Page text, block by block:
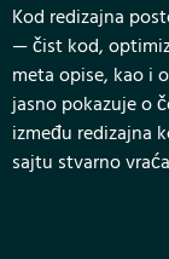
Kod redizajna
— čist kod,
meta opise, kao i
jasno pokazuje o
između redizajna
sajtu stvarno